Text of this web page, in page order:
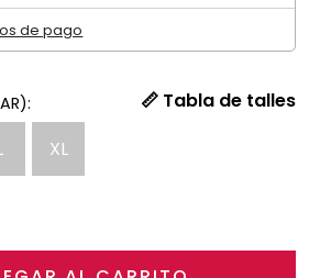
de pago
XL
📏 Tabla de talles